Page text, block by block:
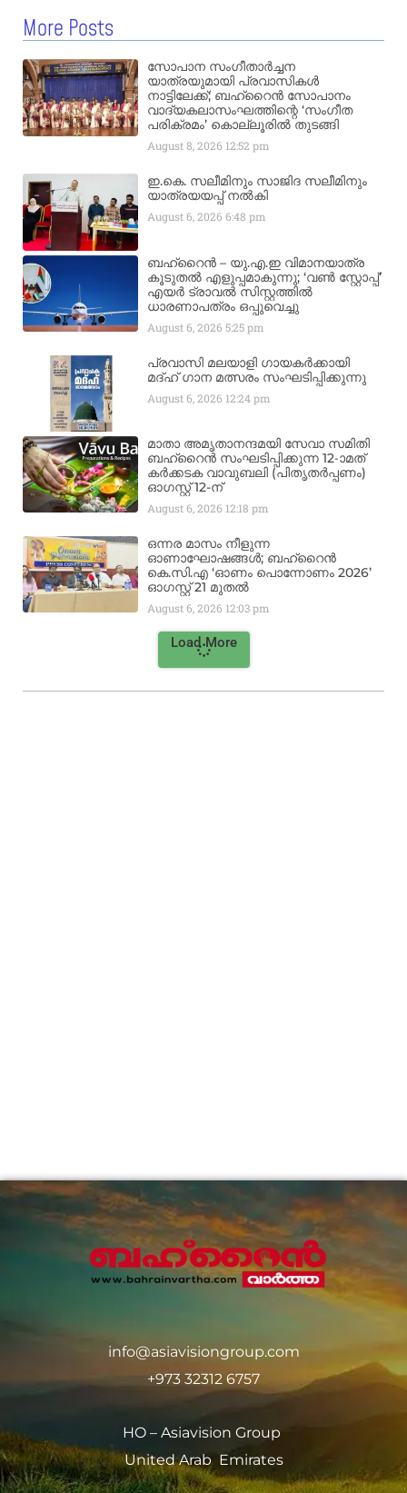
More Posts
സോപാന സംഗീതാർച്ചന
യാത്രയുമായി പ്രവാസികൾ
നാട്ടിലേക്ക്; ബഹ്‌റൈൻ സോപാനം
വാദ്യകലാസംഘത്തിന്റെ ‘സംഗീത
പരിക്രമം’ കൊല്ലൂരിൽ തുടങ്ങി
August 8, 2026 12:52 pm
ഇ.കെ. സലീമിനും സാജിദ സലീമിനും
യാത്രയയപ്പ് നൽകി
August 6, 20266:48 pm
ബഹ്‌റൈൻ – യു.എ.ഇ വിമാനയാത്ര
കൂടുതൽ എളുപ്പമാകുന്നു; ‘വൺ സ്റ്റോപ്പ്’
എയർ ട്രാവൽ സിസ്റ്റത്തിൽ
ധാരണാപത്രം ഒപ്പുവെച്ചു
August 6, 20265:25 pm
പ്രവാസി മലയാളി ഗായകർക്കായി
മദ്ഹ് ഗാന മത്സരം സംഘടിപ്പിക്കുന്നു
August 6, 2026 12:24 pm
മാതാ അമൃതാനന്ദമയി സേവാ സമിതി
ബഹ്‌റൈൻ സംഘടിപ്പിക്കുന്ന 12-ാമത്
കർക്കടക വാവുബലി (പിതൃതർപ്പണം)
ഓഗസ്റ്റ് 12-ന്
August 6, 2026 12:18 pm
ഒന്നര മാസം നീളുന്ന
ഓണാഘോഷങ്ങൾ; ബഹ്‌റൈൻ
കെ.സി.എ ‘ഓണം പൊന്നോണം 2026’
ഓഗസ്റ്റ് 21 മുതൽ
August 6, 2026 12:03 pm
Load More
info@asiavisiongroup.com
+973 32312 6757
HO – Asiavision Group
United Arab Emirates